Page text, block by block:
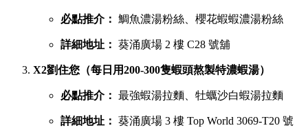
必點推介： 鯛魚濃湯粉絲、櫻花蝦蝦濃湯粉絲
詳細地址： 葵涌廣場 2 樓 C28 號舖
X2劉住您（每日用200-300隻蝦頭熬製特濃蝦湯）
必點推介： 最強蝦湯拉麵、牡蠣沙白蝦湯拉麵
詳細地址： 葵涌廣場 3 樓 Top World 3069-T20 號